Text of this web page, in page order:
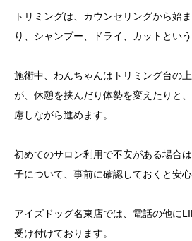
トリミングは、カウンセリングから始
り、シャンプー、ドライ、カットとい
施術中、わんちゃんはトリミング台の
が、休憩を挟んだり体勢を変えたりと
慮しながら進めます。
初めてのサロン利用で不安がある場合
子について、事前に確認しておくと安心
アイズドッグ名東店では、電話の他に
受け付けております。